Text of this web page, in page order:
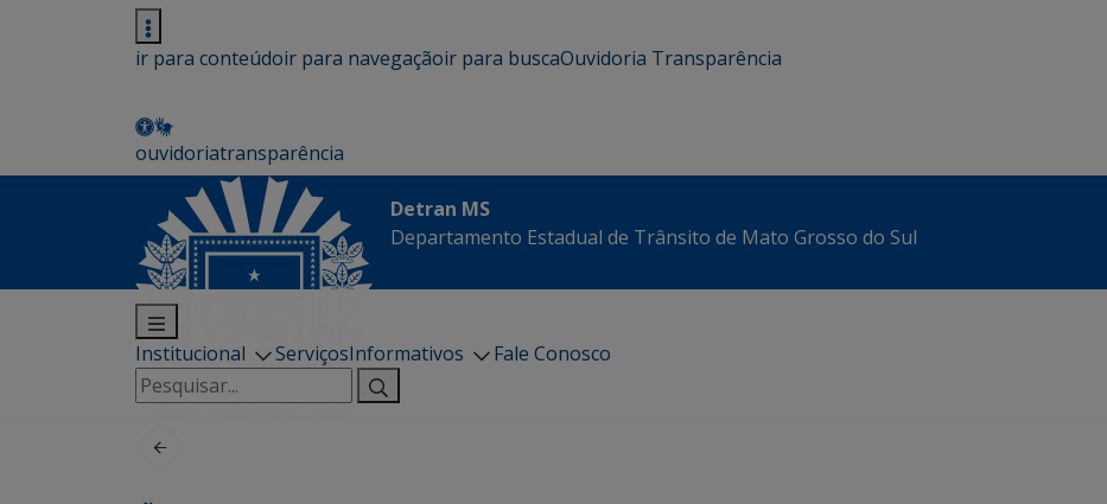
ir para conteúdoir para navegaçãoir para buscaOuvidoria Transparência
ouvidoriatransparência
Detran MS
Departamento Estadual de Trânsito de Mato Grosso do Sul
Institucional ServiçosInformativos
Fale Conosco
Pesquisar
por: